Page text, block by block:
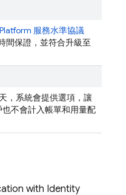
服務水準協議
間保證，並符合升級至
，系統會提供選項，讓
不會計入帳單和用量配
with Identity